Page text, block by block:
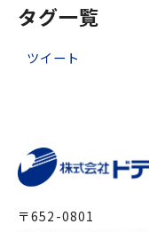
タグ一覧
ツイート
〒652-0801